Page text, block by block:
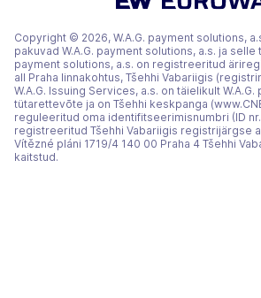
Copyright © 2026, W.A.G. payment solutions,
pakuvad W.A.G. payment solutions, a.s. ja selle
payment solutions, a.s. on registreeritud
all Praha linnakohtus, Tšehhi Vabariigis
W.A.G. Issuing Services, a.s. on täielikult
tütarettevõte ja on Tšehhi keskpanga
reguleeritud oma identifitseerimisnumbri (ID
registreeritud Tšehhi Vabariigis registrijärgse
Vítězné pláni 1719/4 140 00 Praha 4 Tšehhi
kaitstud.